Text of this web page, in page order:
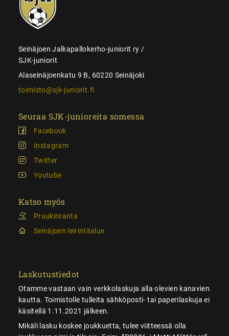
juniorit
Seinäjoen Jalkapallokerho-juniorit ry /
SJK-juniorit
Alaseinäjoenkatu 9 B, 60220 Seinäjoki
toimisto@sjk-juniorit.fi
Seuraa SJK-junioreita somessa
Facebook
Instagram
Twitter
Youtube
Katso myös
Pruukinranta
Seinäjoen leirintäalue
Laskutustiedot
Otamme vastaan vain verkkolaskuja alla olevien kanavien
kautta. Toimistolle tulleita sähköposti- tai paperilaskuja ei
käsitellä 1.11.2021 jälkeen.
Mikäli lasku koskee joukkuetta, tulee viitteessä olla